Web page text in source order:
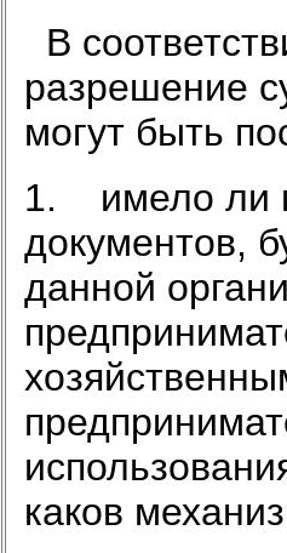
В
разрешение
могут быть
1. имело ли
документов,
данной
каков